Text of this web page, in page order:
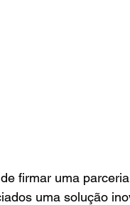
firmar uma
uma solução